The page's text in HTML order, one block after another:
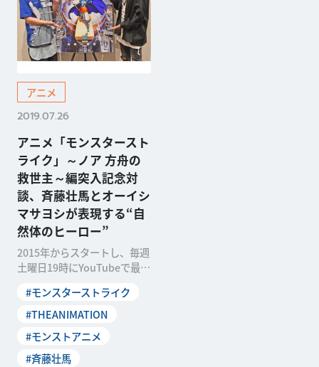
アニメ
2019.07.26
アニメ「モンスタースト
ライク」～ノア 方舟の
救世主～編突入記念対
談、斉藤壮馬とオーイシ
マサヨシが表現する“自
然体のヒーロー”
2015年からスタートし、毎週
土曜日19時にYouTubeで最新
「モンスター
#モンスターストライク
#THEANIMATION
#モンストアニメ
#斉藤壮馬